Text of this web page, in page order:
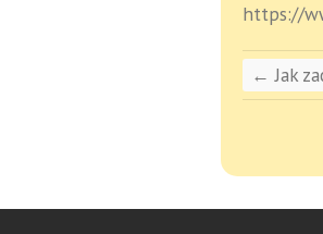
https://
← Jak